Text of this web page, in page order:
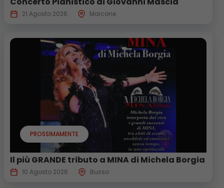
21 Agosto 2026 Morcone
PROSSIMAMENTE
Il più GRANDE tributo a MINA di Michela Borgia
10 Agosto 2026 Busso